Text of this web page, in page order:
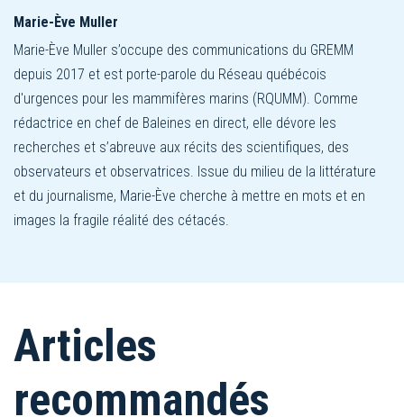
Marie-Ève Muller
Marie-Ève Muller s’occupe des communications du GREMM
depuis 2017 et est porte-parole du Réseau québécois
d'urgences pour les mammifères marins (RQUMM). Comme
rédactrice en chef de Baleines en direct, elle dévore les
recherches et s’abreuve aux récits des scientifiques, des
observateurs et observatrices. Issue du milieu de la littérature
et du journalisme, Marie-Ève cherche à mettre en mots et en
images la fragile réalité des cétacés.
Articles
recommandés